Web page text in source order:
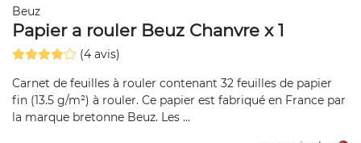
Beuz
Papier a rouler Beuz Chanvre x 1
(4 avis)
Carnet de feuilles à rouler contenant 32 feuilles de papier
fin (13.5 g/m²) à rouler. Ce papier est fabriqué en France par
la marque bretonne Beuz. Les ...